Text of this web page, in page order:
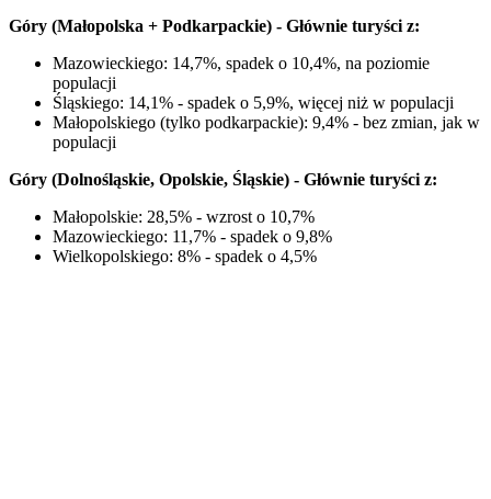
Góry (Małopolska + Podkarpackie) - Głównie turyści z:
Mazowieckiego: 14,7%, spadek o 10,4%, na poziomie
populacji
Śląskiego: 14,1% - spadek o 5,9%, więcej niż w populacji
Małopolskiego (tylko podkarpackie): 9,4% - bez zmian, jak w
populacji
Góry (Dolnośląskie, Opolskie, Śląskie) - Głównie turyści z:
Małopolskie: 28,5% - wzrost o 10,7%
Mazowieckiego: 11,7% - spadek o 9,8%
Wielkopolskiego: 8% - spadek o 4,5%